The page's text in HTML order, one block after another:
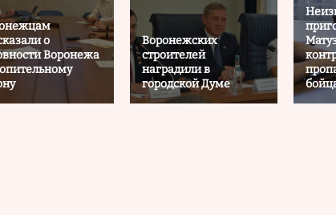
о
Воронежа
Воронежских
строителей
наградили в
городской Думе